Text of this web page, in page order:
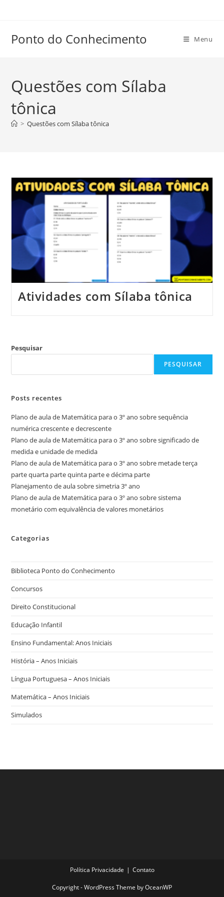
conteúdo
Ponto do Conhecimento Menu
Questões com Sílaba
tônica
> Questões com Sílaba tônica
Atividades com Sílaba tônica
Pesquisar
PESQUISAR
Posts recentes
Plano de aula de Matemática para o 3º ano sobre sequência
numérica crescente e decrescente
Plano de aula de Matemática para o 3º ano sobre significado de
medida e unidade de medida
Plano de aula de Matemática para o 3º ano sobre metade terça
parte quarta parte quinta parte e décima parte
Planejamento de aula sobre simetria 3º ano
Plano de aula de Matemática para o 3º ano sobre sistema
monetário com equivalência de valores monetários
Categorias
Biblioteca Ponto do Conhecimento
Concursos
Direito Constitucional
Educação Infantil
Ensino Fundamental: Anos Iniciais
História – Anos Iniciais
Língua Portuguesa – Anos Iniciais
Matemática – Anos Iniciais
Simulados
Política Privacidade Contato
Copyright - WordPress Theme by OceanWP